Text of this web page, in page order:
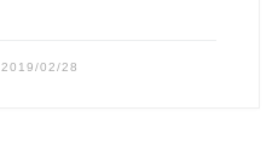
2019/02/28